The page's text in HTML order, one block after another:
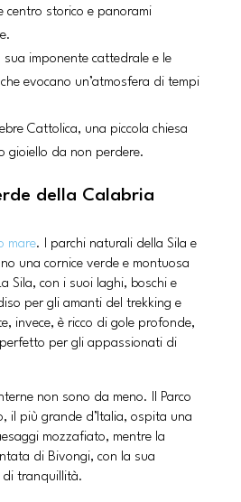
centro storico e panorami
imponente cattedrale e le
evocano un’atmosfera di tempi
Cattolica, una piccola chiesa
gioiello da non perdere.
della Calabria
mare. I parchi naturali della Sila e
una cornice verde e montuosa
Sila, con i suoi laghi, boschi e
per gli amanti del trekking e
invece, è ricco di gole profonde,
per gli appassionati di
non sono da meno. Il Parco
il più grande d’Italia, ospita una
mozzafiato, mentre la
di Bivongi, con la sua
di tranquillità.